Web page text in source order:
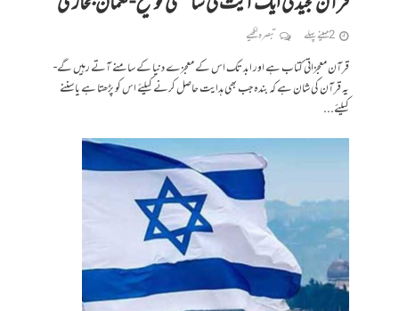
2 مہینے پہلے تبصرہ لکھیے
قرآن معجزاتی کتاب ہے اور ابد تک اس کے معجزے دنیا کے سامنے آتے رہیں گے-
یہ قرآن کی شان ہے کہ بندہ جب بھی ہدایت حاصل کرنے کیلئے اس کو پڑھتا ہے یا سننے
کیلئے...